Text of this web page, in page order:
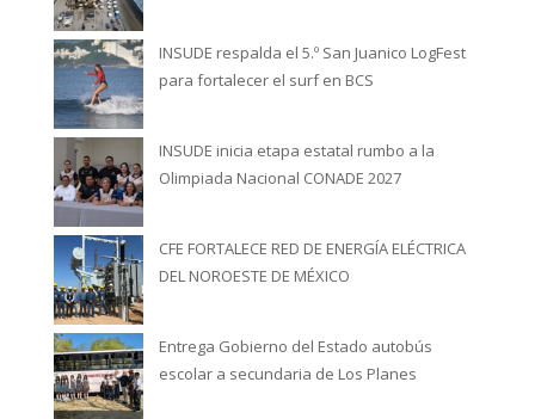
INSUDE respalda el 5.º San Juanico LogFest
para fortalecer el surf en BCS
INSUDE inicia etapa estatal rumbo a la
Olimpiada Nacional CONADE 2027
CFE FORTALECE RED DE ENERGÍA ELÉCTRICA
DEL NOROESTE DE MÉXICO
Entrega Gobierno del Estado autobús
escolar a secundaria de Los Planes